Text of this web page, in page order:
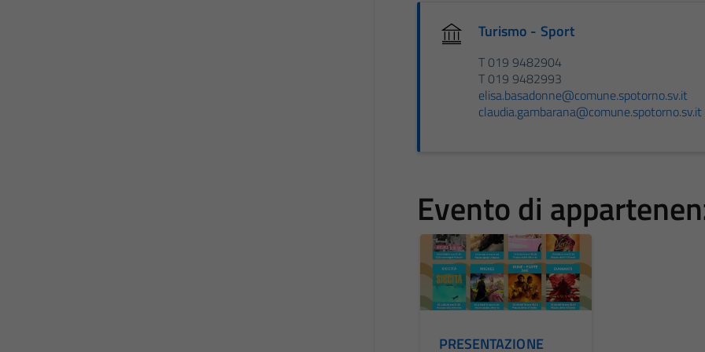
Turismo - Sport
T 019 9482904
T 019 9482993
elisa.basadonne@comune.spotorno.sv.it
claudia.gambarana@comune.spotorno.sv.it
Evento di
PRESENTAZIONE